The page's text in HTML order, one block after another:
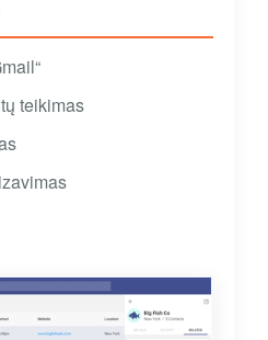
teikimas